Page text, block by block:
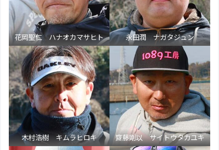
花岡聖仁 ハナオカマサヒト 永田潤 ナガタジュン
木村浩樹 キムラヒロキ 齋藤剛以 サイトウタカユキ